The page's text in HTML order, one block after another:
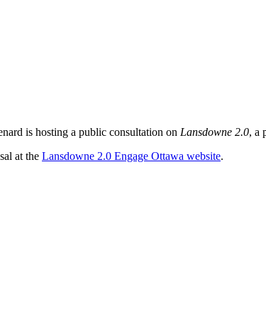
is hosting a public consultation on Lansdowne 2.0, a
at the Lansdowne 2.0 Engage Ottawa website.